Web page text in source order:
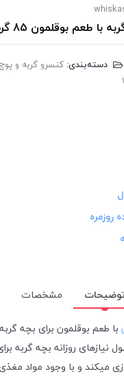
طعم بوقلمون 85 گرمی
دسته‌بندی: کنسرو گربه و پوچ
روزمره
توضیحات
مشخصات
روزانه بچه گربه
میکند و با وجود مواد مغذی